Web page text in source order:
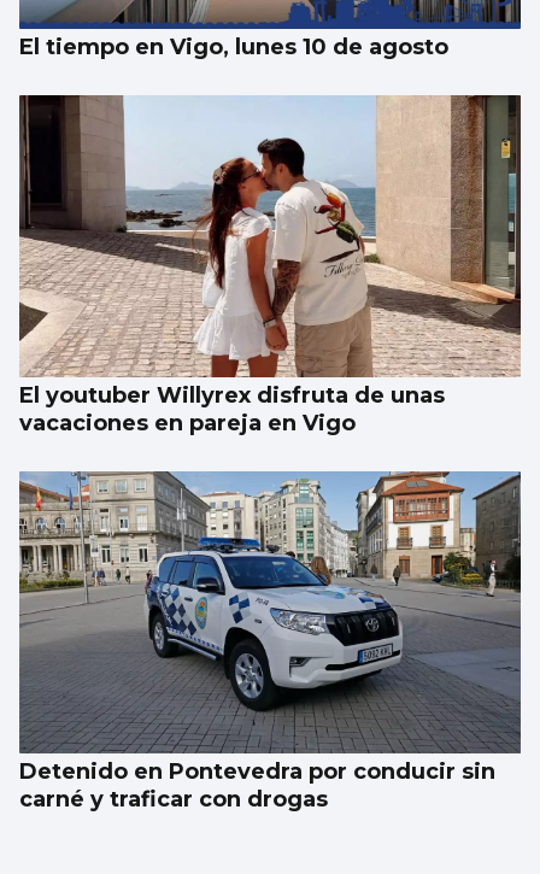
El tiempo en Vigo, lunes 10 de agosto
El youtuber Willyrex disfruta de unas
vacaciones en pareja en Vigo
Detenido en Pontevedra por conducir sin
carné y traficar con drogas